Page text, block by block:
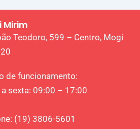
Mirim
Teodoro, 599 – Centro, Mogi
de funcionamento:
a sexta: 09:00 – 17:00
: (19) 3806-5601